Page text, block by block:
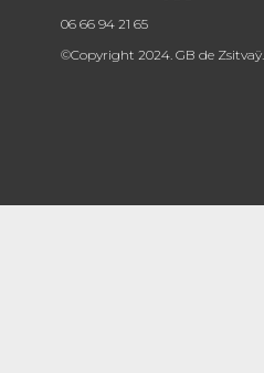
06 66 94 21 65
©Copyright 2024. GB de Zsitvaÿ.